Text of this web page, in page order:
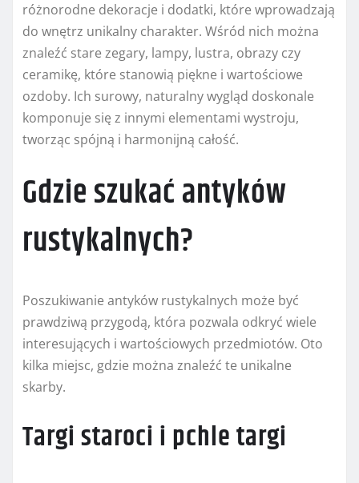
różnorodne dekoracje i dodatki, które wprowadzają
do wnętrz unikalny charakter. Wśród nich można
znaleźć stare zegary, lampy, lustra, obrazy czy
ceramikę, które stanowią piękne i wartościowe
ozdoby. Ich surowy, naturalny wygląd doskonale
komponuje się z innymi elementami wystroju,
tworząc spójną i harmonijną całość.
Gdzie szukać antyków
rustykalnych?
Poszukiwanie antyków rustykalnych może być
prawdziwą przygodą, która pozwala odkryć wiele
interesujących i wartościowych przedmiotów. Oto
kilka miejsc, gdzie można znaleźć te unikalne
skarby.
Targi staroci i pchle targi